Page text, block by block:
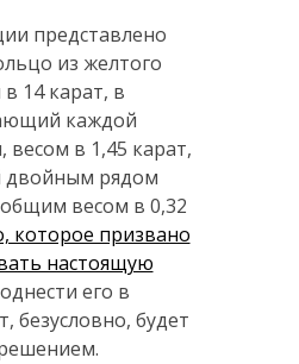
представлено
из желтого
14 карат, в
каждой
весом в 1,45 карат,
двойным рядом
весом в 0,32
которое призвано
настоящую
его в
безусловно, будет